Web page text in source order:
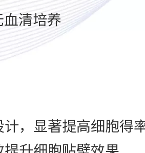
清培养
，显著提高细胞得